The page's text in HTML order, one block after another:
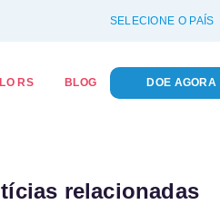
SELECIONE O PAÍS
RS BLOG DOE AGORA
relacionadas